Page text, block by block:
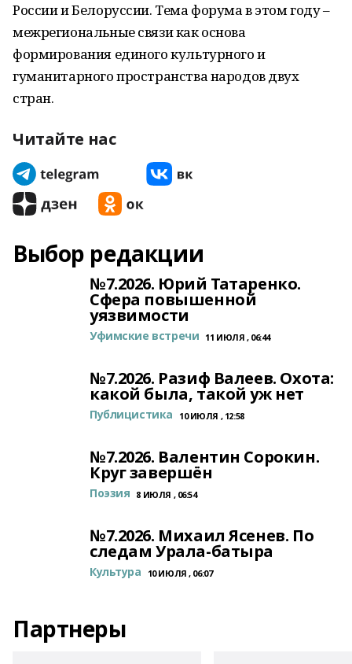
России и Белоруссии. Тема форума в этом году –
межрегиональные связи как основа
формирования единого культурного и
гуманитарного пространства народов двух
стран.
Читайте нас
Выбор редакции
№7.2026. Юрий Татаренко.
Сфера повышенной
уязвимости
Уфимские встречи 11 ИЮЛЯ , 06:44
№7.2026. Разиф Валеев. Охота:
какой была, такой уж нет
Публицистика 10 ИЮЛЯ , 12:58
№7.2026. Валентин Сорокин.
Круг завершён
Поэзия 8 ИЮЛЯ , 06:54
№7.2026. Михаил Ясенев. По
следам Урала-батыра
Культура 10 ИЮЛЯ , 06:07
Партнеры